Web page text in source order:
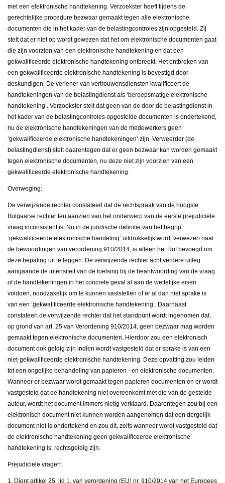
met een elektronische handtekening. Verzoekster heeft tijdens de
gerechtelijke procedure bezwaar gemaakt tegen alle elektronische
documenten die in het kader van de belastingcontroles zijn opgesteld. Zij
stelt dat er niet op wordt gewezen dat het om elektronische documenten gaat
die zijn voorzien van een elektronische handtekening en dat een
gekwalificeerde elektronische handtekening ontbreekt. Het ontbreken van
een gekwalificeerde elektronische handtekening is bevestigd door
deskundigen. De verlener van vertrouwensdiensten kwalificeert de
handtekeningen van de belastingdienst als ‘beroepsmatige elektronische
handtekening’. Verzoekster stelt dat geen van de door de belastingdienst in
het kader van de belastingcontroles opgestelde documenten is ondertekend,
nu de elektronische handtekeningen van de medewerkers geen
‘gekwalificeerde elektronische handtekeningen’ zijn. Verweerder (de
belastingdienst) stelt daarentegen dat er geen bezwaar kan worden gemaakt
tegen elektronische documenten, nu deze niet zijn voorzien van een
gekwalificeerde elektronische handtekening.
Overweging:
De verwijzende rechter constateert dat de rechtspraak van de hoogste
Bulgaarse rechter ten aanzien van het onderwerp van de eerste prejudiciële
vraag inconsistent is. Nu in de juridische definitie van het begrip
‘gekwalificeerde elektronische handeling’ uitdrukkelijk wordt verwezen naar
de bewoordingen van verordening 910/2014, is alleen het Hof bevoegd om
deze bepaling uit te leggen. De verwijzende rechter acht verdere uitleg
aangaande de intensiteit van de toetsing bij de beantwoording van de vraag
of de handtekeningen in het concrete geval al aan de wettelijke eisen
voldoen, noodzakelijk om te kunnen vaststellen of er al dan niet sprake is
van een ‘gekwalificeerde elektronische handtekening’. Daarnaast
constateert de verwijzende rechter dat het standpunt wordt ingenomen dat,
op grond van art. 25 van Verordening 910/2014, geen bezwaar mag worden
gemaakt tegen elektronische documenten. Hierdoor zou een elektronisch
document ook geldig zijn indien wordt vastgesteld dat er sprake is van een
niet-gekwalificeerde elektronische handtekening. Deze opvatting zou leiden
tot een ongelijke behandeling van papieren –en elektronische documenten.
Wanneer er bezwaar wordt gemaakt tegen papieren documenten en er wordt
vastgesteld dat de handtekening niet overeenkomt met die van de gestelde
auteur, wordt het document immers nietig verklaard. Daarentegen zou bij een
elektronisch document niet kunnen worden aangenomen dat een dergelijk
document niet is ondertekend en zou dit, zelfs wanneer wordt vastgesteld dat
de elektronische handtekening geen gekwalificeerde elektronische
handtekening is, rechtsgeldig zijn.
Prejudiciële vragen:
1. Dient artikel 25, lid 1, van verordening (EU) nr. 910/2014 van het Europees